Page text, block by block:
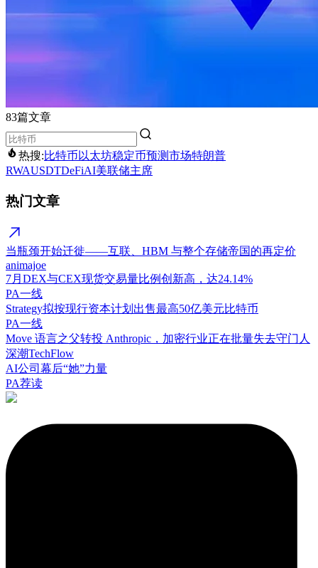
83篇文章
热搜:比特币 以太坊稳定币预测市场特朗普
RWAUSDTDeFiAI美联储主席
热门文章
当瓶颈开始迁徙——互联、HBM 与整个存储帝国的再定价
animajoe
7月DEX与CEX现货交易量比例创新高，达24.14%
PA一线
Strategy拟按现行资本计划出售最高50亿美元比特币
PA一线
Move 语言之父转投 Anthropic，加密行业正在批量失去守门人
深潮TechFlow
AI公司幕后“她”力量
PA荐读